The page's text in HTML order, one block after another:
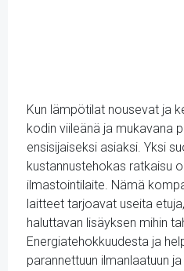
Kun lämpötilat nousevat ja
kodin viileänä ja mukavana
ensisijaiseksi asiaksi. Yksi
kustannustehokas ratkaisu
ilmastointilaite. Nämä
laitteet tarjoavat useita
haluttavan lisäyksen mihin
Energiatehokkuudesta ja
parannettuun ilmanlaatuun